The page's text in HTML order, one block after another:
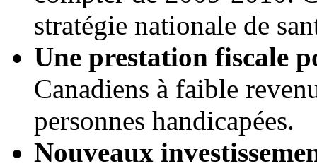
stratégie nationale de
Une prestation fiscale
Canadiens à faible
personnes handicapées.
Nouveaux